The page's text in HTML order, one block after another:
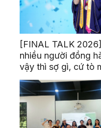
[FINAL TALK
nhiều người đồng
vậy thì sợ gì, cứ tò
thế giới thôi”